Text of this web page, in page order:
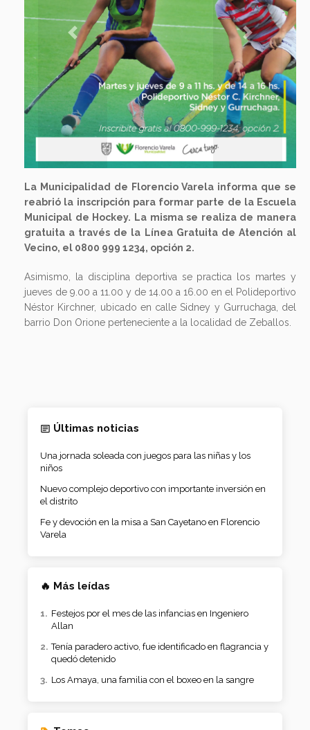
Previous Next
La Municipalidad de Florencio Varela informa que se
reabrió la inscripción para formar parte de la Escuela
Municipal de Hockey. La misma se realiza de manera
gratuita a través de la Línea Gratuita de Atención al
Vecino, el 0800 999 1234, opción 2.
Asimismo, la disciplina deportiva se practica los martes y
jueves de 9.00 a 11.00 y de 14.00 a 16.00 en el Polideportivo
Néstor Kirchner, ubicado en calle Sidney y Gurruchaga, del
barrio Don Orione perteneciente a la localidad de Zeballos.
Últimas noticias
Una jornada soleada con juegos para las niñas y los
niños
Nuevo complejo deportivo con importante inversión en
el distrito
Fe y devoción en la misa a San Cayetano en Florencio
Varela
🔥 Más leídas
Festejos por el mes de las infancias en Ingeniero
Allan
Tenía paradero activo, fue identificado en flagrancia y
quedó detenido
Los Amaya, una familia con el boxeo en la sangre